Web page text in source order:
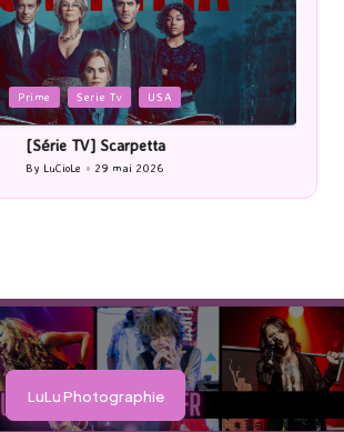
Cinéma
[Cinéma] Les Rayons et des ombres
Posted
by
ByLuCioLe 27 mai 2026
LuLu Photographie